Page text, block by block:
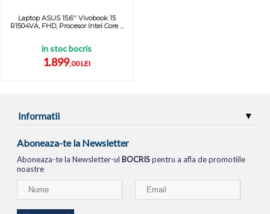
Laptop ASUS 15.6'' Vivobook 15
R1504VA, FHD, Procesor Intel Core ...
in stoc bocris
1.899,00 LEI
Informatii
Aboneaza-te la Newsletter
Aboneaza-te la Newsletter-ul BOCRISpentru a afla de promotiile
noastre